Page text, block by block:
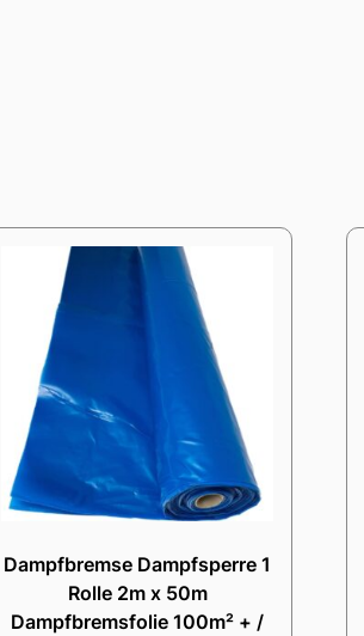
Dampfbremse Dampfsperre 1
Rolle 2m x 50m
Dampfbremsfolie 100m² + /